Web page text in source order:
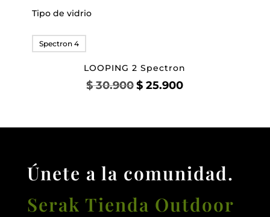
Tipo de vidrio
Spectron 4
LOOPING 2 Spectron
$30.900El
$ 25.900El
Únete a la comunidad.
Serak Tienda Outdoor